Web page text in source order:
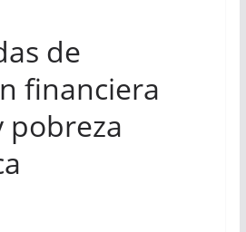
de
financiera
pobreza